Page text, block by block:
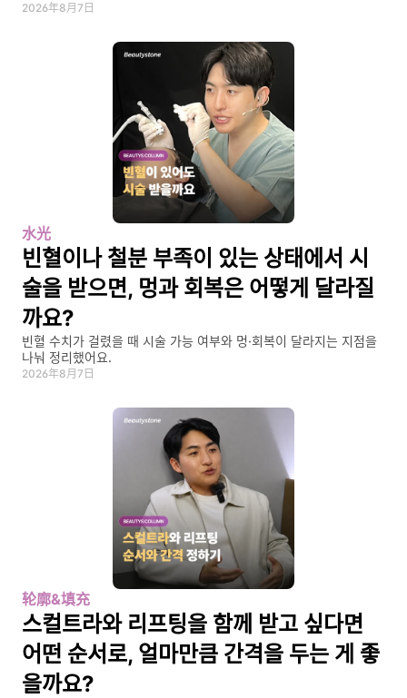
2026年8月7日
水光
빈혈이나 철분 부족이 있는 상태에서 시
술을 받으면, 멍과 회복은 어떻게 달라질
까요?
빈혈 수치가 걸렸을 때 시술 가능 여부와 멍·회복이 달라지는 지점을
나눠 정리했어요.
2026年8月7日
轮廓&填充
스컬트라와 리프팅을 함께 받고 싶다면
어떤 순서로, 얼마만큼 간격을 두는 게 좋
을까요?